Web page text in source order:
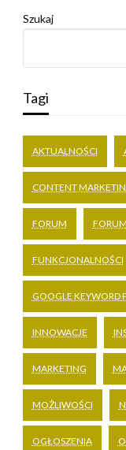
Szukaj
Tagi
AKTUALNOŚCI
CONTENT
FORUM
FUNKCJONALNOŚCI
GOOGLE KEYWORD
INNOWACJE
MARKETING
MOŻLIWOŚCI
OGŁOSZENIA